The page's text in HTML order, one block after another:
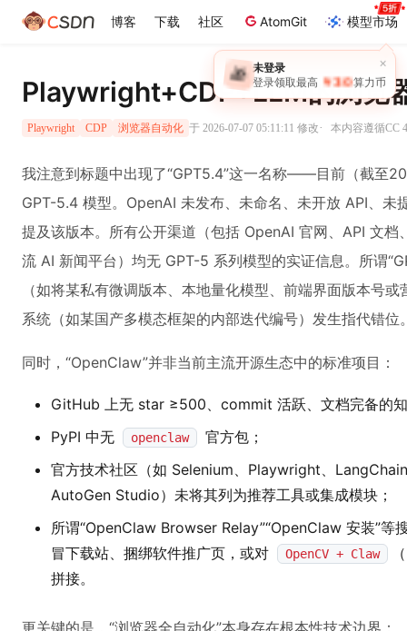
博客 下载 社区 AtomGit 模型市场
×
🎁 未登录
登录领取最高 ￥30 算力币
Playwright+CDP+LLM的浏览
Playwright CDP 浏览器自动化 于 2026-07-07 05:11:11 修改· 本内容遵循CC
我注意到标题中出现了“GPT5.4”这一名称——目前（截至
GPT-5.4 模型。OpenAI 未发布、未命名、未开放 API、未
提及该版本。所有公开渠道（包括 OpenAI 官网、API 文
流 AI 新闻平台）均无 GPT-5 系列模型的实证信息。所谓
（如将某私有微调版本、本地量化模型、前端界面版本号
系统（如某国产多模态框架的内部迭代编号）发生指代错位
同时，“OpenClaw”并非当前主流开源生态中的标准项目：
GitHub 上无 star ≥500、commit 活跃、文档完备的
PyPI 中无
openclaw
官方包；
官方技术社区（如 Selenium、Playwright、
AutoGen Studio）未将其列为推荐工具或集成模块；
所谓“OpenClaw Browser Relay”“OpenClaw 安装”等
冒下载站、捆绑软件推广页，或对
OpenCV + Claw
拼接。
更关键的是，“浏览器全自动化”本身存在根本性技术边界：